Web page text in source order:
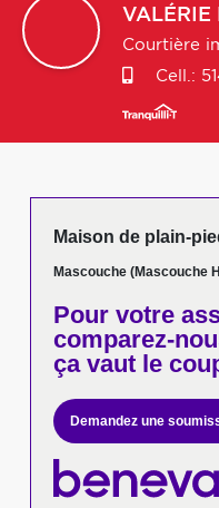
VALÉRIE
Courtière
Cell.:
Maison de plain-
Mascouche (Mascouche
Pour votre
comparez-
ça vaut le
Demandez une